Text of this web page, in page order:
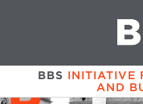
BBS INITIATIVE
AND